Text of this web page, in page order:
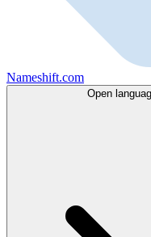
Nameshift.com
Open